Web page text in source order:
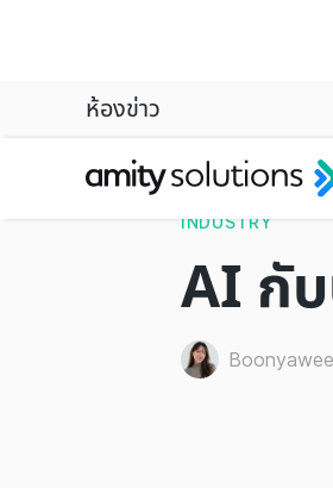
ห้องข่าว
INDUSTRY
AI กั